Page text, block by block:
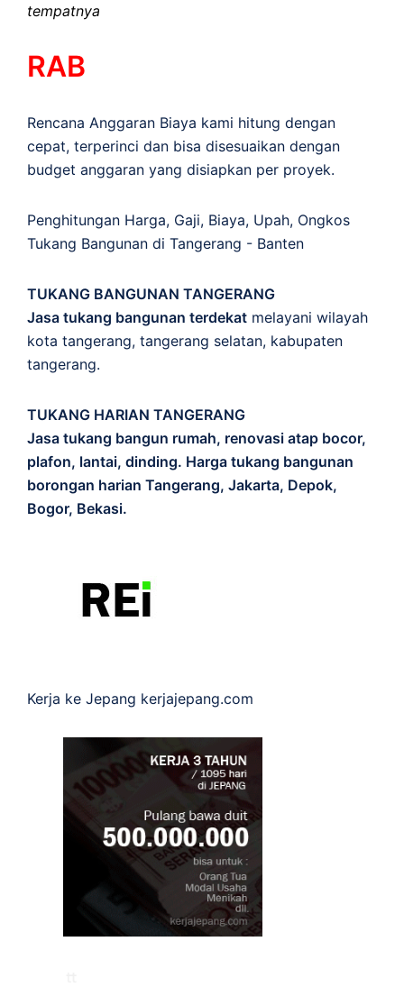
tempatnya
RAB
Rencana Anggaran Biaya kami hitung dengan
cepat, terperinci dan bisa disesuaikan dengan
budget anggaran yang disiapkan per proyek.
Penghitungan Harga, Gaji, Biaya, Upah, Ongkos
Tukang Bangunan di Tangerang - Banten
TUKANG BANGUNAN TANGERANG
Jasa tukang bangunan terdekat melayani wilayah
kota tangerang, tangerang selatan, kabupaten
tangerang.
TUKANG HARIAN TANGERANG
Jasa tukang bangun rumah, renovasi atap bocor,
plafon, lantai, dinding. Harga tukang bangunan
borongan harian Tangerang, Jakarta, Depok,
Bogor, Bekasi.
Kerja ke Jepang kerjajepang.com